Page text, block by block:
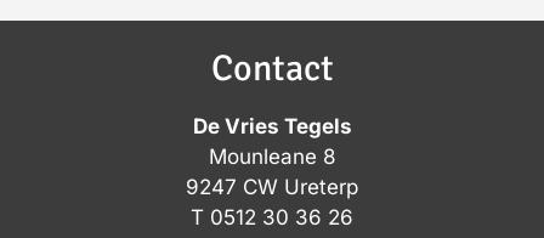
Contact
De Vries Tegels
Mounleane 8
9247 CW Ureterp
T 0512 30 36 26